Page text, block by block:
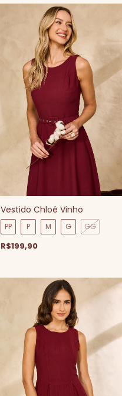
Vestido Chloé Vinho
PP P M G GG
R$199,90